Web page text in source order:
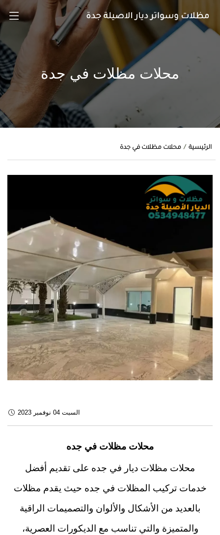
محلات مظلات في جدة
الرئيسية محلات مظلات في جدة
السبت 04 نوفمبر 2023
محلات مظلات في جده
محلات مظلات ديار في جده على تقديم أفضل
خدمات تركيب المظلات في جده حيث يقدم مظلات
بالعديد من الأشكال والألوان والتصميمات الراقية
والمتميزة والتي تناسب مع الديكورات العصرية،